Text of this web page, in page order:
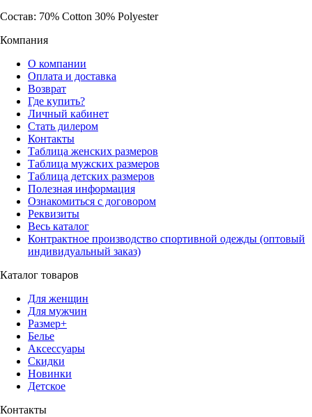
Состав: 70% Cotton 30% Polyester
Компания
О компании
Оплата и доставка
Возврат
Где купить?
Личный кабинет
Стать дилером
Контакты
Таблица женских размеров
Таблица мужских размеров
Таблица детских размеров
Полезная информация
Ознакомиться с договором
Реквизиты
Весь каталог
Контрактное производство спортивной одежды (оптовый
индивидуальный заказ)
Каталог товаров
Для женщин
Для мужчин
Размер+
Белье
Аксессуары
Скидки
Новинки
Детское
Контакты